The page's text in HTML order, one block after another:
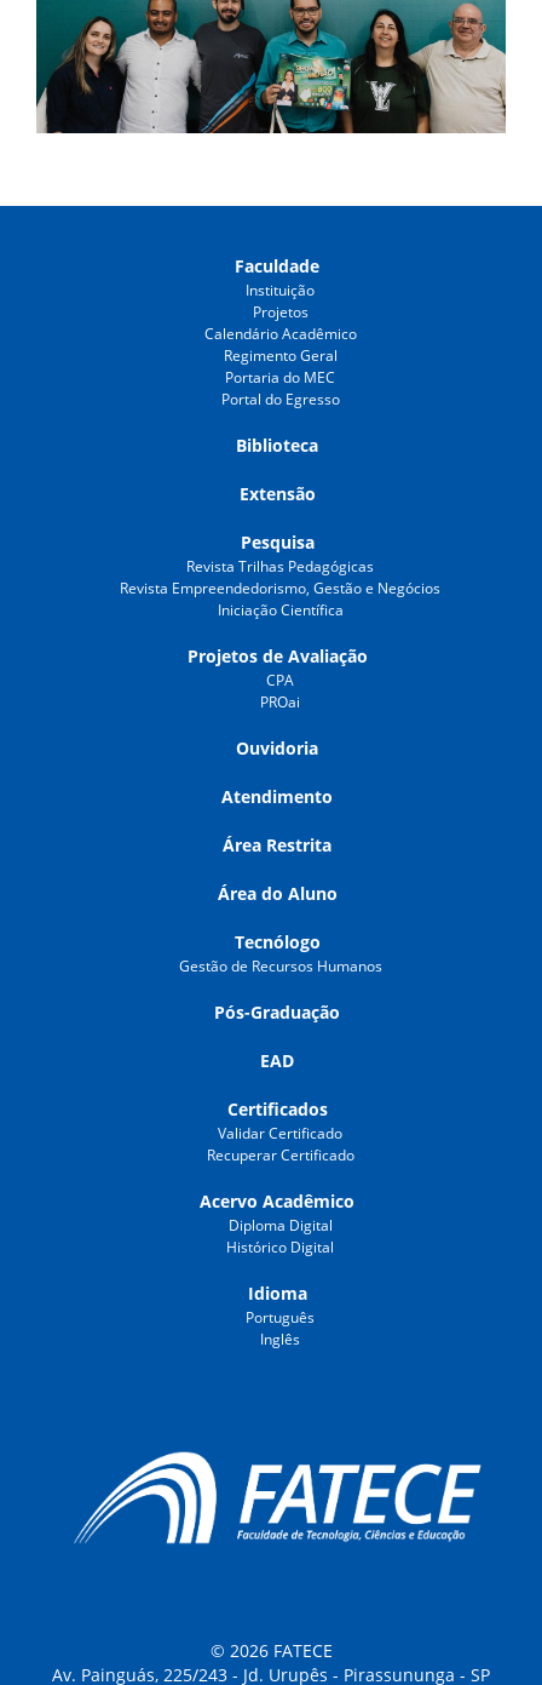
Faculdade
Instituição
Projetos
Calendário Acadêmico
Regimento Geral
Portaria do MEC
Portal do Egresso
Biblioteca
Extensão
Pesquisa
Revista Trilhas Pedagógicas
Revista Empreendedorismo, Gestão e Negócios
Iniciação Científica
Projetos de Avaliação
CPA
PROai
Ouvidoria
Atendimento
Área Restrita
Área do Aluno
Tecnólogo
Gestão de Recursos Humanos
Pós-Graduação
EAD
Certificados
Validar Certificado
Recuperar Certificado
Acervo Acadêmico
Diploma Digital
Histórico Digital
Idioma
Português
Inglês
© 2026 FATECE
Av. Painguás, 225/243 - Jd. Urupês - Pirassununga - SP